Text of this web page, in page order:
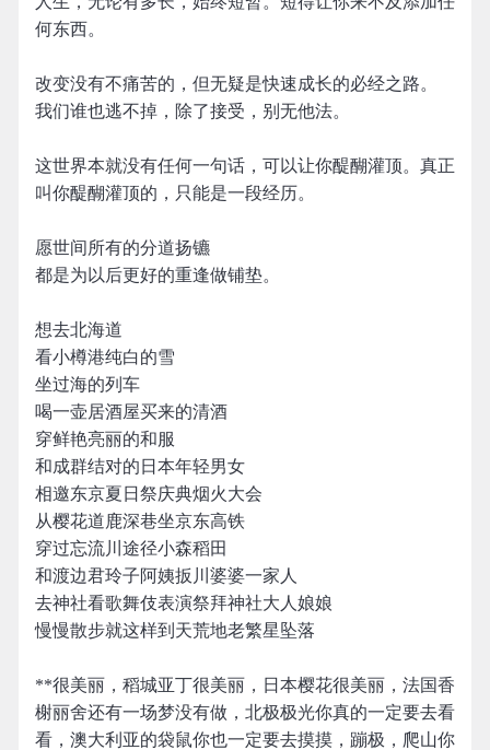
何东西。
改变没有不痛苦的，但无疑是快速成长的必经之路。
我们谁也逃不掉，除了接受，别无他法。
这世界本就没有任何一句话，可以让你醍醐灌顶。真正
叫你醍醐灌顶的，只能是一段经历。
愿世间所有的分道扬镳
都是为以后更好的重逢做铺垫。
想去北海道
看小樽港纯白的雪
坐过海的列车
喝一壶居酒屋买来的清酒
穿鲜艳亮丽的和服
和成群结对的日本年轻男女
相邀东京夏日祭庆典烟火大会
从樱花道鹿深巷坐京东高铁
穿过忘流川途径小森稻田
和渡边君玲子阿姨扳川婆婆一家人
去神社看歌舞伎表演祭拜神社大人娘娘
慢慢散步就这样到天荒地老繁星坠落
**很美丽，稻城亚丁很美丽，日本樱花很美丽，法国香
榭丽舍还有一场梦没有做，北极极光你真的一定要去看
看，澳大利亚的袋鼠你也一定要去摸摸，蹦极，爬山你